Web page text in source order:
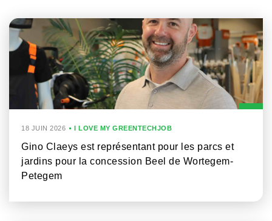
18 JUIN 2026 I LOVE MY GREENTECHJOB
Gino Claeys est représentant pour les parcs et
jardins pour la concession Beel de Wortegem-
Petegem